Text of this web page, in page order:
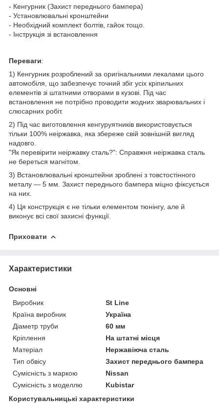
- Кенгурник (Захист переднього бампера)
- Установлювальні кронштейни
- Необхідний комплект болтів, гайок тощо.
- Інструкція зі встановлення
Переваги:
1) Кенгурник розроблений за оригінальними лекалами цього
автомобіля, що забезпечує точний збіг усіх кріпильних
елементів зі штатними отворами в кузові. Під час
встановлення не потрібно проводити жодних зварювальних і
слюсарних робіт.
2) Під час виготовлення кенгуруятників використовується
тільки 100% неіржавка, яка збереже свій зовнішній вигляд
надовго.
"Як перевірити неіржавку сталь?": Справжня неіржавка сталь
не береться магнітом.
3) Встановлювальні кронштейни зроблені з товстостінного
металу — 5 мм. Захист переднього бампера міцно фіксується
на них.
4) Ця конструкція є не тільки елементом тюнінгу, але й
виконує всі свої захисні функції.
Приховати
Характеристики
Основні
Виробник
St Line
Країна виробник
Україна
Діаметр труби
60 мм
Кріплення
На штатні місця
Матеріал
Нержавіюча сталь
Тип обвісу
Захист переднього бампера
Сумісність з маркою
Nissan
Сумісність з моделлю
Kubistar
Користувальницькі характеристики